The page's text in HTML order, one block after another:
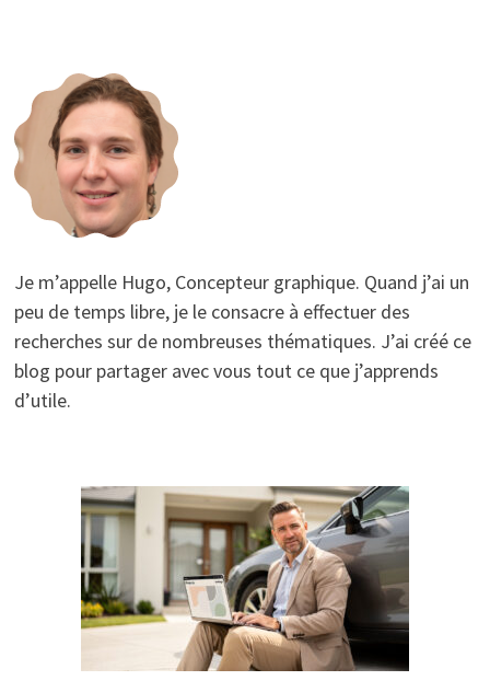
Je m’appelle Hugo, Concepteur graphique. Quand j’ai un
peu de temps libre, je le consacre à effectuer des
recherches sur de nombreuses thématiques. J’ai créé ce
blog pour partager avec vous tout ce que j’apprends
d’utile.